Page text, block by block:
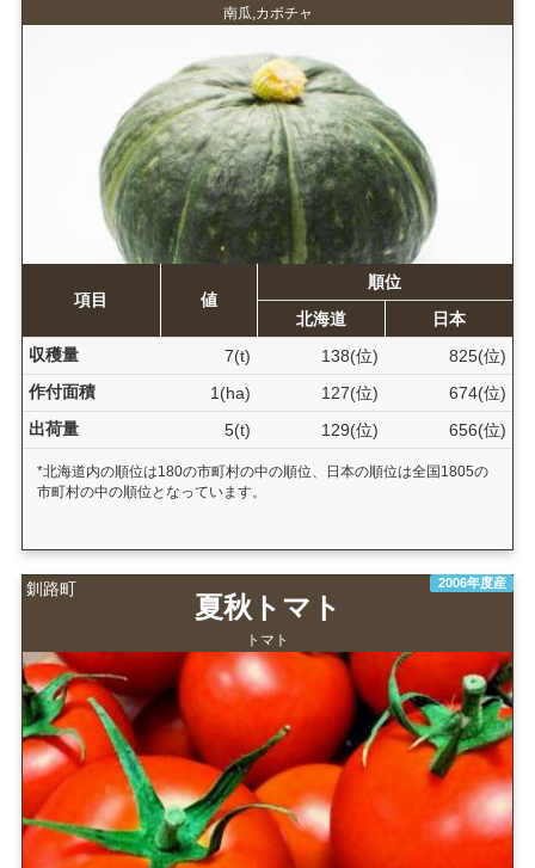
南瓜,カボチャ
項目 値
順位
北海道
日本
収穫量
7(t) 138(位)
825(位)
作付面積
1(ha) 127(位)
674(位)
出荷量
5(t) 129(位) 656(位)
*北海道内の順位は180の市町村の中の順位、日本の順位は全国1805の
市町村の中の順位となっています。
釧路町 2006年度産
夏秋トマト
トマト